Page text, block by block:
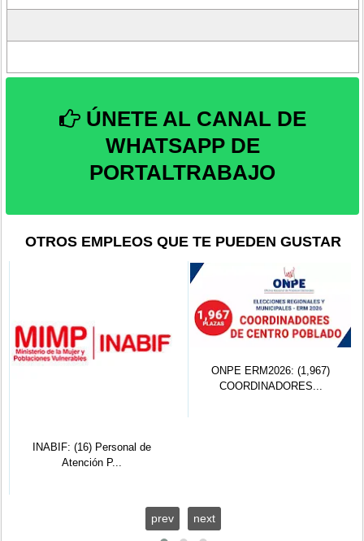
ÚNETE AL CANAL DE
WHATSAPP DE
PORTALTRABAJO
OTROS EMPLEOS QUE TE PUEDEN GUSTAR
INABIF: (16) Personal de
Atención P...
ONPE ERM2026: (1,967)
COORDINADORES...
prev next